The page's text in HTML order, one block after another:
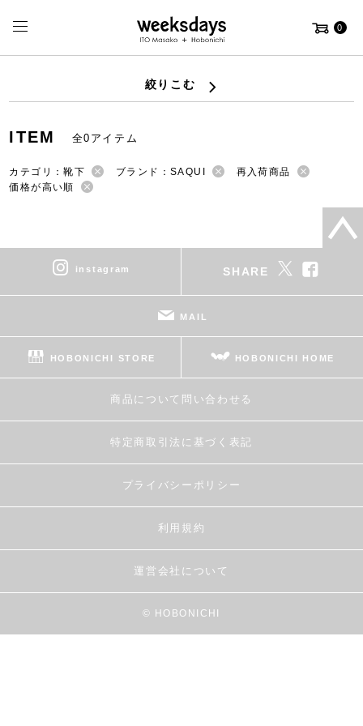
0
絞りこむ
ITEM 全0アイテム
カテゴリ：靴下 ブランド：SAQUI
再入荷商品
価格が高い順
instagram SHARE
MAIL
HOBONICHI STORE HOBONICHI HOME
商品について問い合わせる
特定商取引法に基づく表記
プライバシーポリシー
利用規約
運営会社について
© HOBONICHI